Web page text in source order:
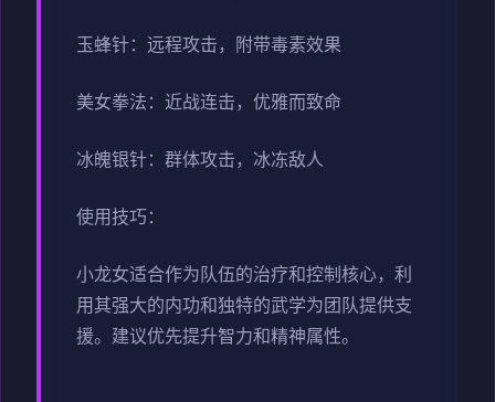
玉蜂针：远程攻击，附带毒素效果
美女拳法：近战连击，优雅而致命
冰魄银针：群体攻击，冰冻敌人
使用技巧：
小龙女适合作为队伍的治疗和控制核心，利
用其强大的内功和独特的武学为团队提供支
援。建议优先提升智力和精神属性。